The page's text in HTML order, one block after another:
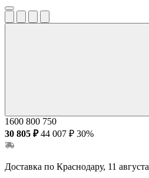
1600 800 750
30 805 ₽ 44 007 ₽ 30%
Доставка по Краснодару, 11 августа